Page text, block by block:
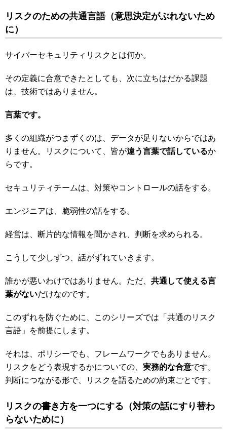
リスクのための共通言語（意思決定がぶれないため
に）
サイバーセキュリティリスクとは何か。
その定義に合意できたとしても、次に立ちはだかる課題
は、技術ではありません。
言葉です。
多くの組織がつまずくのは、データが足りないからではあ
りません。リスクについて、皆が違う言葉で話しているか
らです。
セキュリティチームは、対策やコントロールの話をする。
エンジニアは、脆弱性の話をする。
経営は、断片的な情報を聞かされ、判断を求められる。
こうして少しずつ、話がずれていきます。
誰かが悪いわけではありません。ただ、 共通して使える言
葉がないだけなのです。
このずれを防ぐために、このシリーズでは「共通のリスク
言語」を前提にします。
それは、ポリシーでも、フレームワークでもありません。
リスクをどう表現するかについての、 実務的な合意です。
判断につながる形で、リスクを語るための約束ごとです。
リスクの書き方を一つにする （対策の話にすり替わ
らないために）